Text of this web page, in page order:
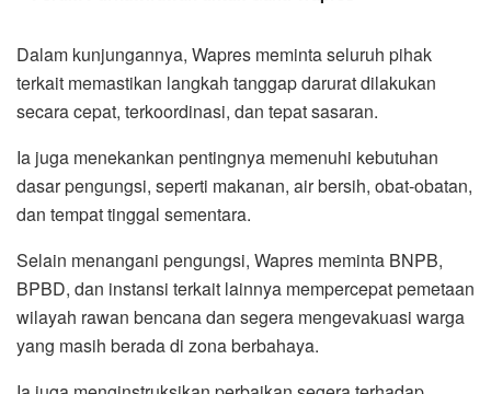
Dalam kunjungannya, Wapres meminta seluruh pihak
terkait memastikan langkah tanggap darurat dilakukan
secara cepat, terkoordinasi, dan tepat sasaran.
Ia juga menekankan pentingnya memenuhi kebutuhan
dasar pengungsi, seperti makanan, air bersih, obat-obatan,
dan tempat tinggal sementara.
Selain menangani pengungsi, Wapres meminta BNPB,
BPBD, dan instansi terkait lainnya mempercepat pemetaan
wilayah rawan bencana dan segera mengevakuasi warga
yang masih berada di zona berbahaya.